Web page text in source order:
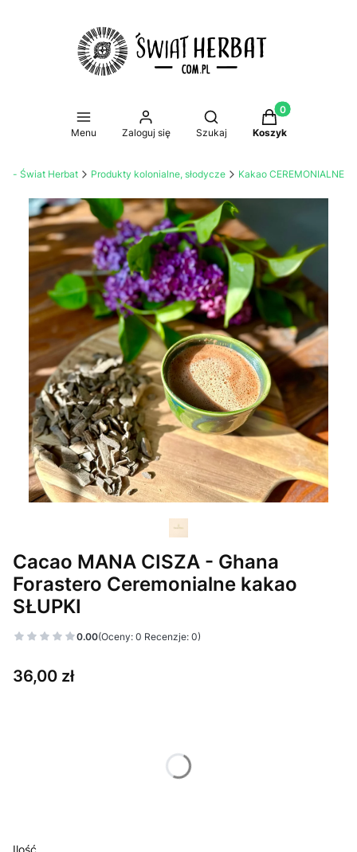
Menu Zaloguj się
Otwórz wyszukiwarkę
Szukaj
Produkty w
Koszyk
- Świat Herbat Produkty kolonialne, słodycze Kakao CEREMONIALNE
Cacao MANA CISZA - Ghana
Forastero Ceremonialne kakao
SŁUPKI
0.00(Oceny: 0 Recenzje: 0)
Cena
36,00 zł